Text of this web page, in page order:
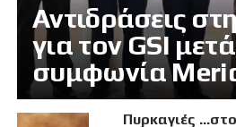
Αντιδράσεις
για τον GSI
συμφωνία
Πυρκαγιές